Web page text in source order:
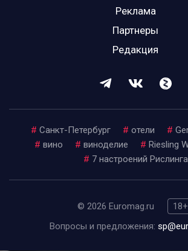
Реклама
Партнеры
Редакция
# Санкт-Петербург # отели #
# вино # виноделие # Riesling
# 7 настроений Рислинга
© 2026 Euromag.ru
18+
Вопросы и предложения: